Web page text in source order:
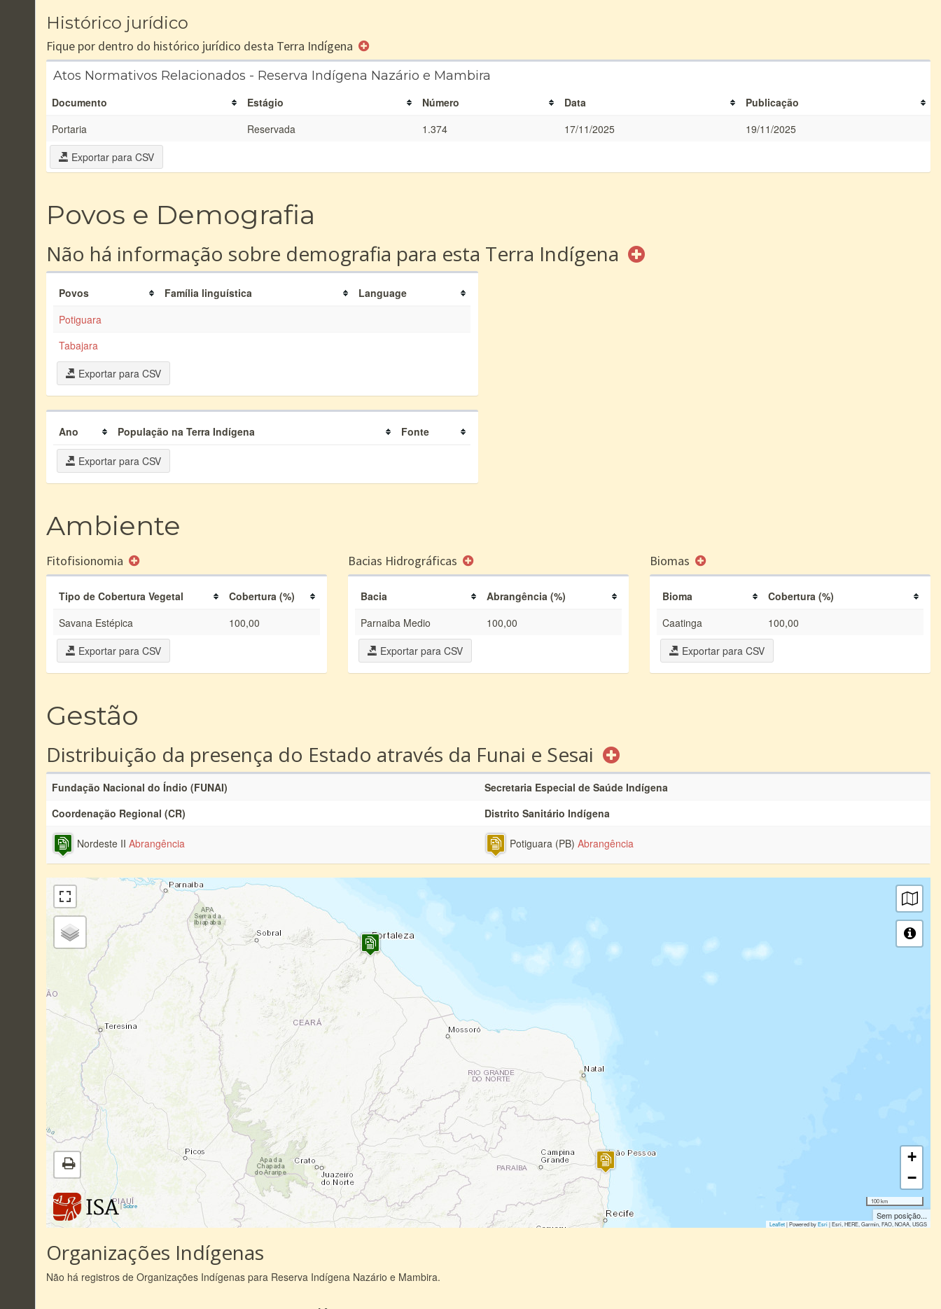
Histórico jurídico
Fique por dentro do histórico jurídico desta Terra Indígena
Atos Normativos Relacionados - Reserva Indígena Nazário e Mambira
Documento Estágio Número Data
Publicação
Portaria
Reservada 1.374 17/11/2025
19/11/2025
Exportar para CSV
Povos e Demografia
Não há informação sobre demografia para esta Terra Indígena
Povos Família linguística
Language
Potiguara
Tabajara
Exportar para CSV
Ano População na Terra Indígena Fonte
Exportar para CSV
Ambiente
Fitofisionomia
Tipo de Cobertura Vegetal
Cobertura (%)
Savana Estépica
100,00
Exportar para CSV
Bacias Hidrográficas
Bacia
Abrangência (%)
Parnaiba Medio
100,00
Exportar para CSV
Biomas
Bioma
Cobertura (%)
Caatinga
100,00
Exportar para CSV
Gestão
Distribuição da presença do Estado através da Funai e Sesai
Fundação Nacional do Índio (FUNAI)
Secretaria Especial de Saúde Indígena
Coordenação Regional (CR)
Distrito Sanitário Indígena
Nordeste II Abrangência Potiguara (PB) Abrangência
|Sobre
+
−
100 km
Sem posição...
Leaflet| Powered byEsri|Esri, HERE, Garmin, FAO, NOAA, USGS
Organizações Indígenas
Não há registros de Organizações Indígenas para Reserva Indígena Nazário e Mambira.